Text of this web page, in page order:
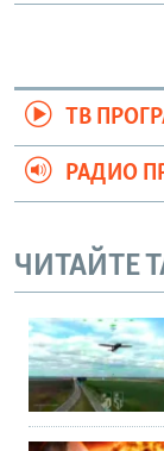
ТВ
РАДИО
ЧИТАЙТЕ